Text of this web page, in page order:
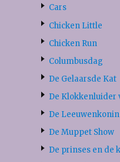
Cars
Chicken Little
Chicken Run
Columbusdag
De Gelaarsde Kat
De Klokkenluider
De
De Muppet Show
De prinses en de